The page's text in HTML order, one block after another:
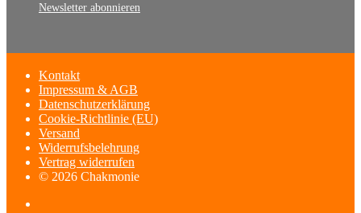
Newsletter abonnieren
Kontakt
Impressum & AGB
Datenschutzerklärung
Cookie-Richtlinie (EU)
Versand
Widerrufsbelehrung
Vertrag widerrufen
© 2026 Chakmonie